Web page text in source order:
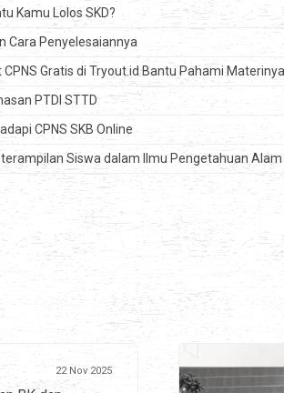
Kamu Lolos SKD?
Cara Penyelesaiannya
Gratis di Tryout.id Bantu Pahami Materinya
PTDI STTD
CPNS SKB Online
Siswa dalam Ilmu Pengetahuan Alam
22 Nov 2025